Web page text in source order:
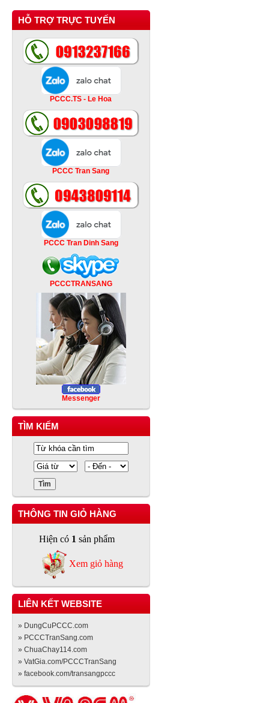
HỖ TRỢ TRỰC TUYẾN
PCCC.TS - Le Hoa
PCCC Tran Sang
PCCC Tran Dinh Sang
PCCCTRANSANG
Messenger
TÌM KIẾM
THÔNG TIN GIỎ HÀNG
Hiện có 1 sản phẩm
Xem giỏ hàng
LIÊN KẾT WEBSITE
» DungCuPCCC.com
» PCCCTranSang.com
» ChuaChay114.com
» VatGia.com/PCCCTranSang
» facebook.com/transangpccc